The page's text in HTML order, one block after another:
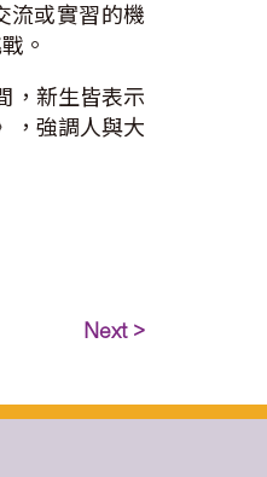
流或實習的機
。
，新生皆表示
，強調人與大
Next >